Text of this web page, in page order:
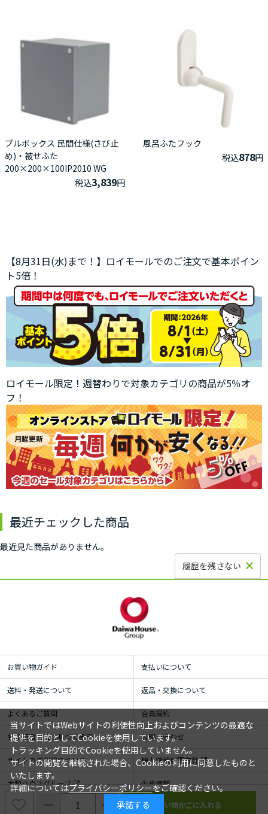
プルボックス 民間仕様(さび止
め)・被せふた
200×200×100IP2010 WG
税込3,839円
風呂ふたフック
税込878円
【8月31日(水)まで！】ロイモールでのご注文で基本ポイン
ト5倍！
ロイモール限定！週替わりで対象カテゴリの商品が5％オ
フ！
最近チェックした商品
最近見た商品がありません。
履歴を残さない
お買い物ガイド 支払いについて
送料・発送について 返品・交換について
よくあるご質問 会員規約
特定商取引法に基づく表示 お問い合わせ
サイトのご利用について 個人情報保護方針
大和ハウスグループ 企業情報
© ROYAL HOMECENTER Co.,Ltd. ALL RIGHTS RESERVED.
当サイトではWebサイトの利便性向上およびコンテンツの最適な
提供を目的としてCookieを使用しています。
トラッキング目的でCookieを使用していません。
サイトの閲覧を継続された場合、Cookieの利用に同意したものと
いたします。
詳細についてはプライバシーポリシーをご確認ください。
承諾する